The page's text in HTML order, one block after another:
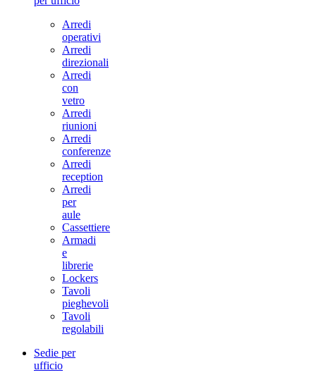
Arredi
operativi
Arredi
direzionali
Arredi
con
vetro
Arredi
riunioni
Arredi
conferenze
Arredi
reception
Arredi
per
aule
Cassettiere
Armadi
e
librerie
Lockers
Tavoli
pieghevoli
Tavoli
regolabili
Sedie per
ufficio